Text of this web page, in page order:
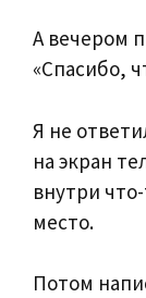
А вечером
«Спасибо,
Я не
на экран
внутри
место.
Потом